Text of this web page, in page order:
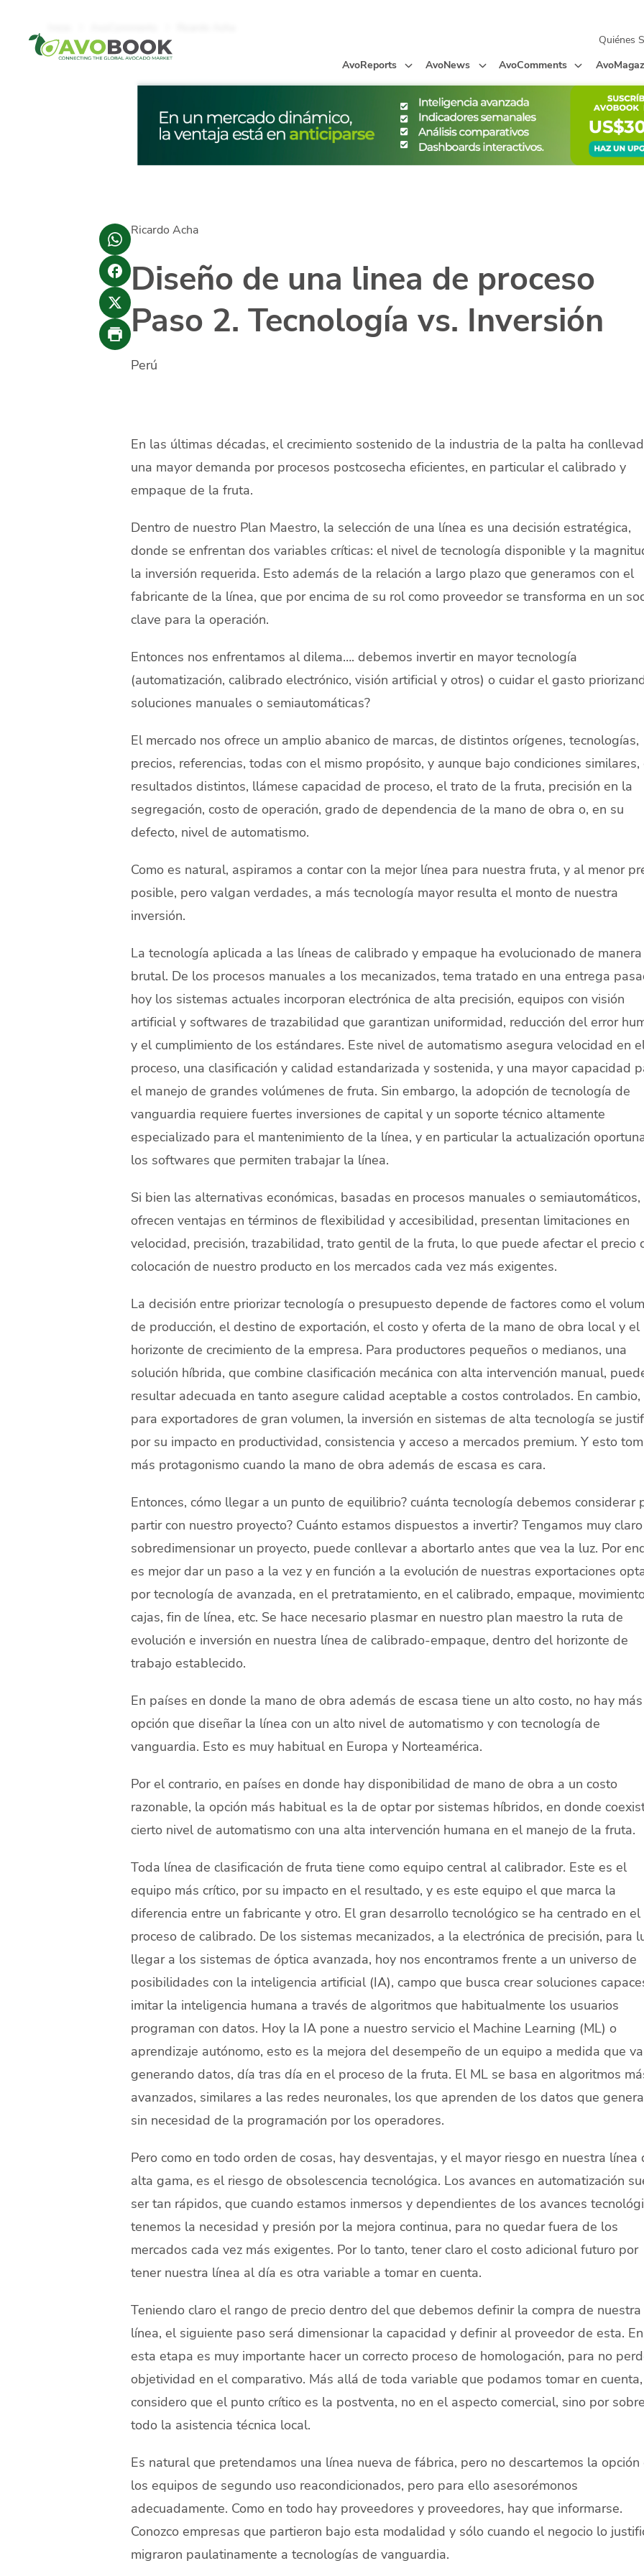
Quiénes
AvoReports
AvoNews AvoComments
Ricardo Acha
Diseño de una linea de proceso
Paso 2. Tecnología vs. Inversión
Perú
En las últimas décadas, el crecimiento sostenido de la industria de la palta ha
una mayor demanda por procesos postcosecha eficientes, en particular el calibrado y
empaque de la fruta.
Dentro de nuestro Plan Maestro, la selección de una línea es una decisión estratégica,
donde se enfrentan dos variables críticas: el nivel de tecnología disponible y la
la inversión requerida. Esto además de la relación a largo plazo que generamos con el
fabricante de la línea, que por encima de su rol como proveedor se transforma en un
clave para la operación.
Entonces nos enfrentamos al dilema…. debemos invertir en mayor tecnología
(automatización, calibrado electrónico, visión artificial y otros) o cuidar el gasto
soluciones manuales o semiautomáticas?
El mercado nos ofrece un amplio abanico de marcas, de distintos orígenes, tecnologías,
precios, referencias, todas con el mismo propósito, y aunque bajo condiciones similares,
resultados distintos, llámese capacidad de proceso, el trato de la fruta, precisión en la
segregación, costo de operación, grado de dependencia de la mano de obra o, en su
defecto, nivel de automatismo.
Como es natural, aspiramos a contar con la mejor línea para nuestra fruta, y al menor
posible, pero valgan verdades, a más tecnología mayor resulta el monto de nuestra
inversión.
La tecnología aplicada a las líneas de calibrado y empaque ha evolucionado de manera
brutal. De los procesos manuales a los mecanizados, tema tratado en una entrega
hoy los sistemas actuales incorporan electrónica de alta precisión, equipos con visión
artificial y softwares de trazabilidad que garantizan uniformidad, reducción del error
y el cumplimiento de los estándares. Este nivel de automatismo asegura velocidad en
proceso, una clasificación y calidad estandarizada y sostenida, y una mayor capacidad
el manejo de grandes volúmenes de fruta. Sin embargo, la adopción de tecnología de
vanguardia requiere fuertes inversiones de capital y un soporte técnico altamente
especializado para el mantenimiento de la línea, y en particular la actualización
los softwares que permiten trabajar la línea.
Si bien las alternativas económicas, basadas en procesos manuales o semiautomáticos,
ofrecen ventajas en términos de flexibilidad y accesibilidad, presentan limitaciones en
velocidad, precisión, trazabilidad, trato gentil de la fruta, lo que puede afectar el precio
colocación de nuestro producto en los mercados cada vez más exigentes.
La decisión entre priorizar tecnología o presupuesto depende de factores como el
de producción, el destino de exportación, el costo y oferta de la mano de obra local y el
horizonte de crecimiento de la empresa. Para productores pequeños o medianos, una
solución híbrida, que combine clasificación mecánica con alta intervención manual,
resultar adecuada en tanto asegure calidad aceptable a costos controlados. En cambio,
para exportadores de gran volumen, la inversión en sistemas de alta tecnología se
por su impacto en productividad, consistencia y acceso a mercados premium. Y esto
más protagonismo cuando la mano de obra además de escasa es cara.
Entonces, cómo llegar a un punto de equilibrio? cuánta tecnología debemos considerar
partir con nuestro proyecto? Cuánto estamos dispuestos a invertir? Tengamos muy
sobredimensionar un proyecto, puede conllevar a abortarlo antes que vea la luz. Por
es mejor dar un paso a la vez y en función a la evolución de nuestras exportaciones
por tecnología de avanzada, en el pretratamiento, en el calibrado, empaque,
cajas, fin de línea, etc. Se hace necesario plasmar en nuestro plan maestro la ruta de
evolución e inversión en nuestra línea de calibrado-empaque, dentro del horizonte de
trabajo establecido.
En países en donde la mano de obra además de escasa tiene un alto costo, no hay más
opción que diseñar la línea con un alto nivel de automatismo y con tecnología de
vanguardia. Esto es muy habitual en Europa y Norteamérica.
Por el contrario, en países en donde hay disponibilidad de mano de obra a un costo
razonable, la opción más habitual es la de optar por sistemas híbridos, en donde
cierto nivel de automatismo con una alta intervención humana en el manejo de la fruta.
Toda línea de clasificación de fruta tiene como equipo central al calibrador. Este es el
equipo más crítico, por su impacto en el resultado, y es este equipo el que marca la
diferencia entre un fabricante y otro. El gran desarrollo tecnológico se ha centrado en el
proceso de calibrado. De los sistemas mecanizados, a la electrónica de precisión, para
llegar a los sistemas de óptica avanzada, hoy nos encontramos frente a un universo de
posibilidades con la inteligencia artificial (IA), campo que busca crear soluciones
imitar la inteligencia humana a través de algoritmos que habitualmente los usuarios
programan con datos. Hoy la IA pone a nuestro servicio el Machine Learning (ML) o
aprendizaje autónomo, esto es la mejora del desempeño de un equipo a medida que va
generando datos, día tras día en el proceso de la fruta. El ML se basa en algoritmos
avanzados, similares a las redes neuronales, los que aprenden de los datos que
sin necesidad de la programación por los operadores.
Pero como en todo orden de cosas, hay desventajas, y el mayor riesgo en nuestra línea
alta gama, es el riesgo de obsolescencia tecnológica. Los avances en automatización
ser tan rápidos, que cuando estamos inmersos y dependientes de los avances
tenemos la necesidad y presión por la mejora continua, para no quedar fuera de los
mercados cada vez más exigentes. Por lo tanto, tener claro el costo adicional futuro por
tener nuestra línea al día es otra variable a tomar en cuenta.
Teniendo claro el rango de precio dentro del que debemos definir la compra de nuestra
línea, el siguiente paso será dimensionar la capacidad y definir al proveedor de esta. En
esta etapa es muy importante hacer un correcto proceso de homologación, para no
objetividad en el comparativo. Más allá de toda variable que podamos tomar en cuenta,
considero que el punto crítico es la postventa, no en el aspecto comercial, sino por
todo la asistencia técnica local.
Es natural que pretendamos una línea nueva de fábrica, pero no descartemos la opción
los equipos de segundo uso reacondicionados, pero para ello asesorémonos
adecuadamente. Como en todo hay proveedores y proveedores, hay que informarse.
Conozco empresas que partieron bajo esta modalidad y sólo cuando el negocio lo
migraron paulatinamente a tecnologías de vanguardia.